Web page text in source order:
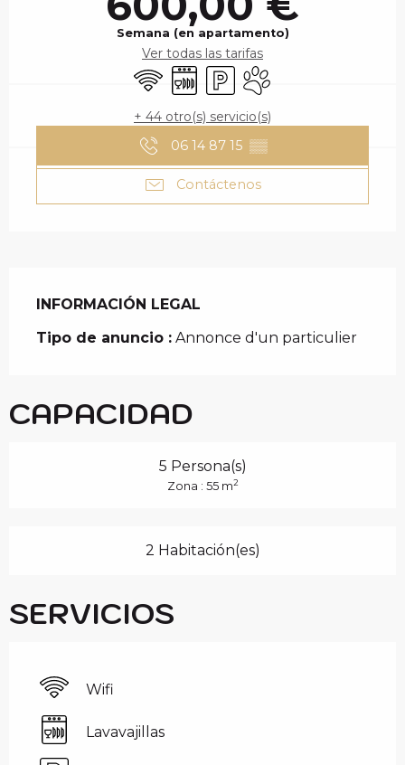
Semana (en apartamento)
Ver todas las tarifas
Wifi Lavavajillas
Aparcamiento
Se aceptan animales
+ 44 otro(s) servicio(s)
06 14 87 15 ▒▒
Contáctenos
INFORMACIÓN LEGAL
INFORMACIÓN LEGAL
Tipo de anuncio : Annonce d'un particulier
CAPACIDAD
5 Persona(s)
Zona : 55 m2
2 Habitación(es)
SERVICIOS
Wifi
Lavavajillas